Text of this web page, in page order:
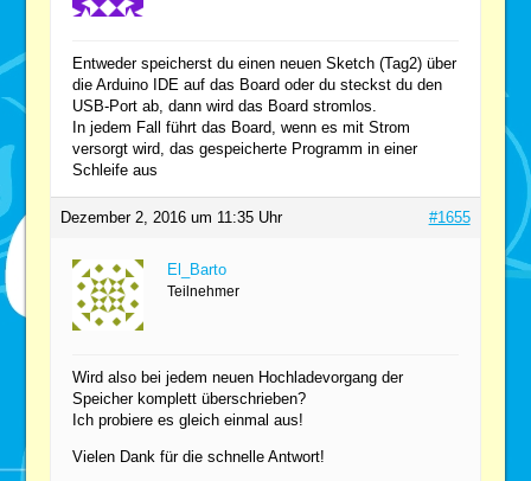
Entweder speicherst du einen neuen Sketch (Tag2) über
die Arduino IDE auf das Board oder du steckst du den
USB-Port ab, dann wird das Board stromlos.
In jedem Fall führt das Board, wenn es mit Strom
versorgt wird, das gespeicherte Programm in einer
Schleife aus
Dezember 2, 2016 um 11:35 Uhr #1655
El_Barto
Teilnehmer
Wird also bei jedem neuen Hochladevorgang der
Speicher komplett überschrieben?
Ich probiere es gleich einmal aus!
Vielen Dank für die schnelle Antwort!